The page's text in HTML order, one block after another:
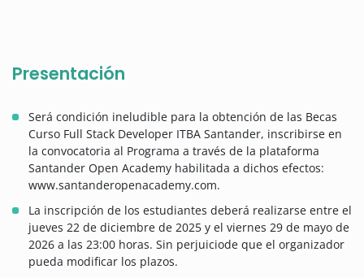
Presentación
Será condición ineludible para la obtención de las Becas
Curso Full Stack Developer ITBA Santander, inscribirse en
la convocatoria al Programa a través de la plataforma
Santander Open Academy habilitada a dichos efectos:
www.santanderopenacademy.com.
La inscripción de los estudiantes deberá realizarse entre el
jueves 22 de diciembre de 2025 y el viernes 29 de mayo de
2026 a las 23:00 horas. Sin perjuiciode que el organizador
pueda modificar los plazos.